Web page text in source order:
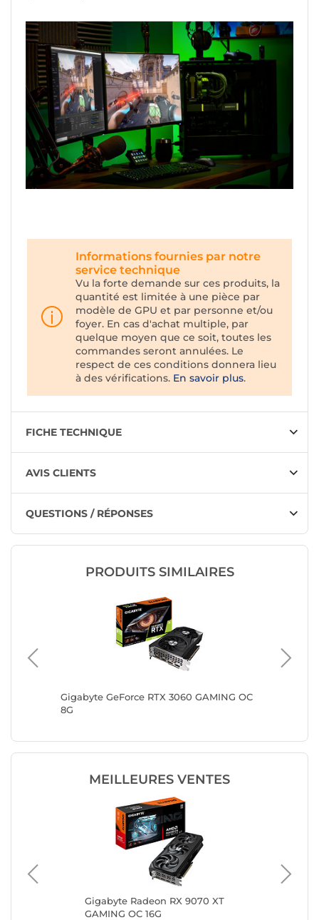
Informations fournies par notre
service technique
Vu la forte demande sur ces produits, la
quantité est limitée à une pièce par
modèle de GPU et par personne et/ou
foyer. En cas d'achat multiple, par
quelque moyen que ce soit, toutes les
commandes seront annulées. Le
respect de ces conditions donnera lieu
à des vérifications. En savoir plus.
FICHE TECHNIQUE
AVIS CLIENTS
QUESTIONS / RÉPONSES
PRODUITS SIMILAIRES
Gigabyte GeForce RTX 3060 GAMING OC
8G
MEILLEURES VENTES
Gigabyte Radeon RX 9070 XT
GAMING OC 16G